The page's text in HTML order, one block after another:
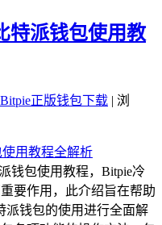
特派钱包使用教
正版钱包下载 | 浏
钱包使用教程，Bitpie冷
要作用，此介绍旨在帮助
派钱包的使用进行全面解